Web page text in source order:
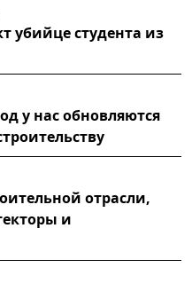
убийце студента из
у нас обновляются
отрасли,
и